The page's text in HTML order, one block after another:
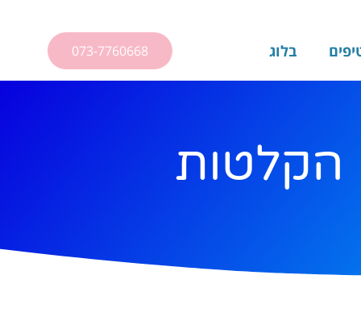
בלוג 073-7760668
הקלטות